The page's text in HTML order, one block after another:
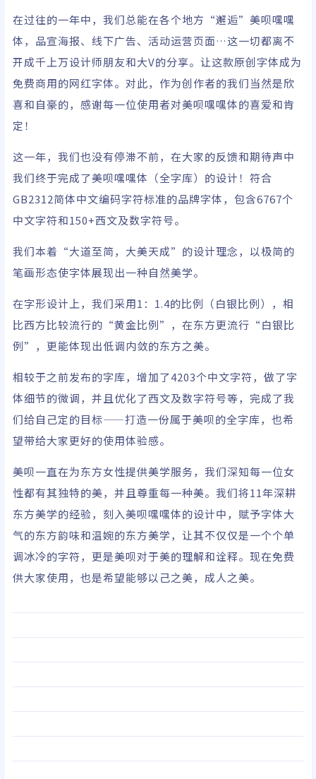
在过往的一年中，我们总能在各个地方“邂逅”美呗嘿嘿
体，品宣海报、线下广告、活动运营页面…这一切都离不
开成千上万设计师朋友和大V的分享。让这款原创字体成为
免费商用的网红字体。对此，作为创作者的我们当然是欣
喜和自豪的，感谢每一位使用者对美呗嘿嘿体的喜爱和肯
定！
这一年，我们也没有停滞不前，在大家的反馈和期待声中
我们终于完成了美呗嘿嘿体（全字库）的设计！符合
GB2312简体中文编码字符标准的品牌字体，包含6767个
中文字符和150+西文及数字符号。
我们本着“大道至简，大美天成”的设计理念，以极简的
笔画形态使字体展现出一种自然美学。
在字形设计上，我们采用1：1.4的比例（白银比例），相
比西方比较流行的“黄金比例”，在东方更流行“白银比
例”，更能体现出低调内敛的东方之美。
相较于之前发布的字库，增加了4203个中文字符，做了字
体细节的微调，并且优化了西文及数字符号等，完成了我
们给自己定的目标——打造一份属于美呗的全字库，也希
望带给大家更好的使用体验感。
美呗一直在为东方女性提供美学服务，我们深知每一位女
性都有其独特的美，并且尊重每一种美。我们将11年深耕
东方美学的经验，刻入美呗嘿嘿体的设计中，赋予字体大
气的东方韵味和温婉的东方美学，让其不仅仅是一个个单
调冰冷的字符，更是美呗对于美的理解和诠释。现在免费
供大家使用，也是希望能够以己之美，成人之美。